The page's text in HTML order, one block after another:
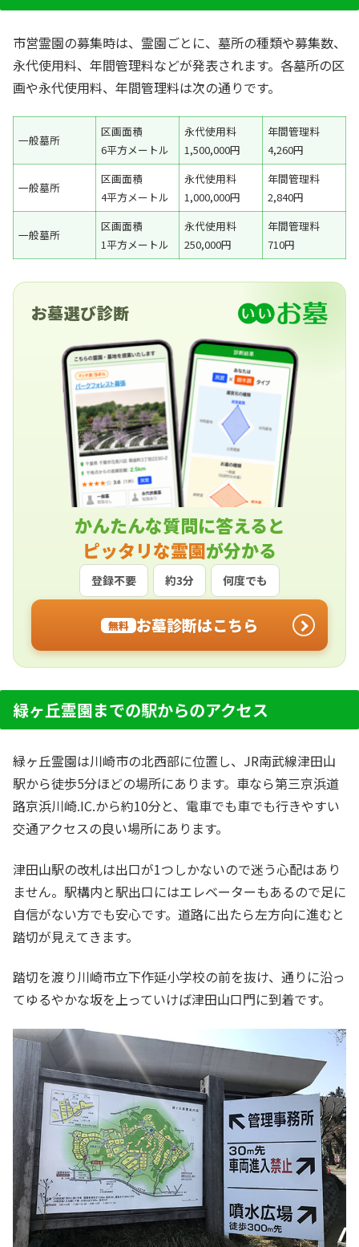
市営霊園の募集時は、霊園ごとに、墓所の種類や募集数、
永代使用料、年間管理料などが発表されます。各墓所の区
画や永代使用料、年間管理料は次の通りです。
一般墓所
区画面積
6平方メートル
永代使用料
1,500,000円
年間管理料
4,260円
一般墓所
区画面積
4平方メートル
永代使用料
1,000,000円
年間管理料
2,840円
一般墓所
区画面積
1平方メートル
永代使用料
250,000円
年間管理料
710円
お墓選び診断
かんたんな質問に答えると
ピッタリな霊園が分かる
登録不要 約3分 何度でも
無料 お墓診断はこちら
緑ヶ丘霊園までの駅からのアクセス
緑ヶ丘霊園は川崎市の北西部に位置し、JR南武線津田山
駅から徒歩5分ほどの場所にあります。車なら第三京浜道
路京浜川崎.IC.から約10分と、電車でも車でも行きやすい
交通アクセスの良い場所にあります。
津田山駅の改札は出口が1つしかないので迷う心配はあり
ません。駅構内と駅出口にはエレベーターもあるので足に
自信がない方でも安心です。道路に出たら左方向に進むと
踏切が見えてきます。
踏切を渡り川崎市立下作延小学校の前を抜け、通りに沿っ
てゆるやかな坂を上っていけば津田山口門に到着です。